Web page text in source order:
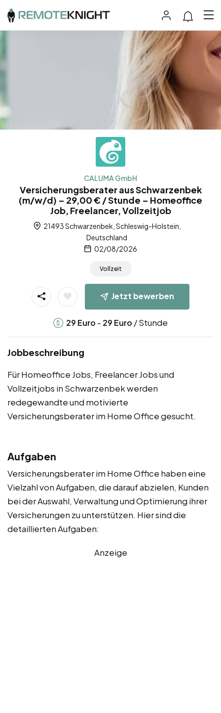
CALUMA GmbH
Versicherungsberater aus Schwarzenbek
(m/w/d) – 29,00 € / Stunde – Homeoffice
Job, Freelancer, Vollzeitjob
21493 Schwarzenbek, Schleswig-Holstein,
Deutschland
02/08/2026
Vollzeit
Jetzt bewerben
29 Euro - 29 Euro / Stunde
Jobbeschreibung
Für Homeoffice Jobs, Freelancer Jobs und
Vollzeitjobs in Schwarzenbek werden
redegewandte und motivierte
Versicherungsberater im Home Office gesucht.
Aufgaben
Versicherungsberater im Home Office haben eine
Vielzahl von Aufgaben, die darauf abzielen, Kunden
bei der Auswahl, Verwaltung und Optimierung ihrer
Versicherungen zu unterstützen. Hier sind die
detaillierten Aufgaben:
Anzeige